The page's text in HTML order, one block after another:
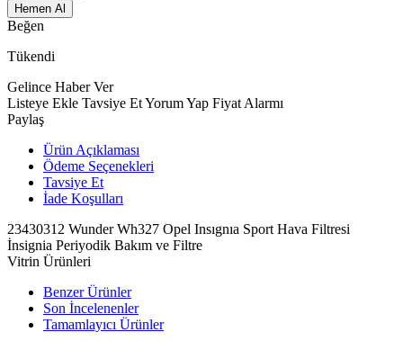
Hemen Al
Beğen
Tükendi
Gelince Haber Ver
Listeye Ekle Tavsiye EtYorum Yap Fiyat Alarmı
Paylaş
Ürün Açıklaması
Ödeme Seçenekleri
Tavsiye Et
İade Koşulları
23430312 Wunder Wh327 Opel Insıgnıa Sport Hava Filtresi
İnsignia Periyodik Bakım ve Filtre
Vitrin Ürünleri
Benzer Ürünler
Son İncelenenler
Tamamlayıcı Ürünler